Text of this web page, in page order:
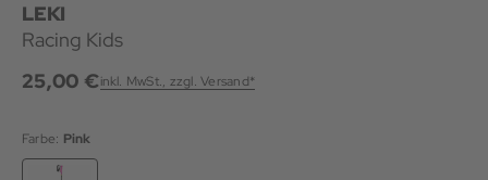
LEKI
Racing Kids
25,00 €inkl. MwSt., zzgl. Versand*
Farbe: Pink